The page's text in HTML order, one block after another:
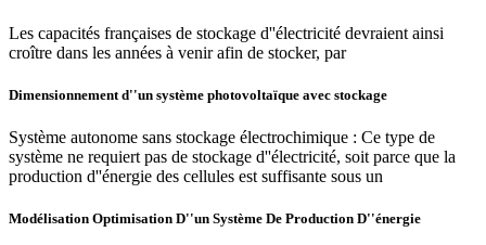
Les capacités françaises de stockage d''électricité devraient ainsi
croître dans les années à venir afin de stocker, par
Dimensionnement d''un système photovoltaïque avec stockage
Système autonome sans stockage électrochimique : Ce type de
système ne requiert pas de stockage d''électricité, soit parce que la
production d''énergie des cellules est suffisante sous un
Modélisation Optimisation D''un Système De Production D''énergie